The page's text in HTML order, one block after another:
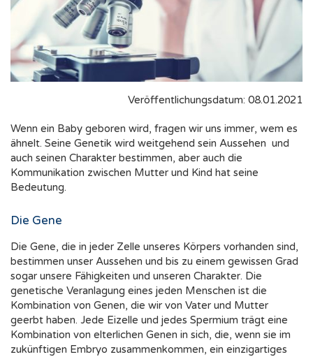
Veröffentlichungsdatum: 08.01.2021
Wenn ein Baby geboren wird, fragen wir uns immer, wem es
ähnelt. Seine Genetik wird weitgehend sein Aussehen und
auch seinen Charakter bestimmen, aber auch die
Kommunikation zwischen Mutter und Kind hat seine
Bedeutung.
Die Gene
Die Gene, die in jeder Zelle unseres Körpers vorhanden sind,
bestimmen unser Aussehen und bis zu einem gewissen Grad
sogar unsere Fähigkeiten und unseren Charakter. Die
genetische Veranlagung eines jeden Menschen ist die
Kombination von Genen, die wir von Vater und Mutter
geerbt haben. Jede Eizelle und jedes Spermium trägt eine
Kombination von elterlichen Genen in sich, die, wenn sie im
zukünftigen Embryo zusammenkommen, ein einzigartiges